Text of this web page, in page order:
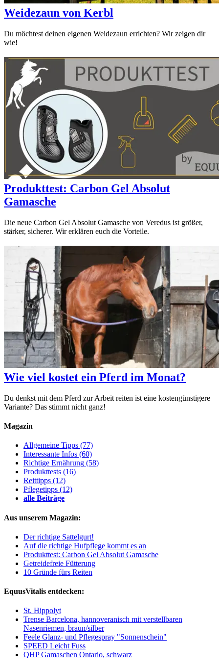
Weidezaun von Kerbl
Du möchtest deinen eigenen Weidezaun errichten? Wir zeigen dir
wie!
Produkttest: Carbon Gel Absolut
Gamasche
Die neue Carbon Gel Absolut Gamasche von Veredus ist größer,
stärker, sicherer. Wir erklären euch die Vorteile.
Wie viel kostet ein Pferd im Monat?
Du denkst mit dem Pferd zur Arbeit reiten ist eine kostengünstigere
Variante? Das stimmt nicht ganz!
Magazin
Allgemeine Tipps (77)
Interessante Infos (60)
Richtige Ernährung (58)
Produkttests (16)
Reittipps (12)
Pflegetipps (12)
alle Beiträge
Aus unserem Magazin:
Der richtige Sattelgurt!
Auf die richtige Hufpflege kommt es an
Produkttest: Carbon Gel Absolut Gamasche
Getreidefreie Fütterung
10 Gründe fürs Reiten
EquusVitalis entdecken:
St. Hippolyt
Trense Barcelona, hannoveranisch mit verstellbaren
Nasenriemen, braun/silber
Feele Glanz- und Pflegespray "Sonnenschein"
SPEED Leicht Fuss
QHP Gamaschen Ontario, schwarz